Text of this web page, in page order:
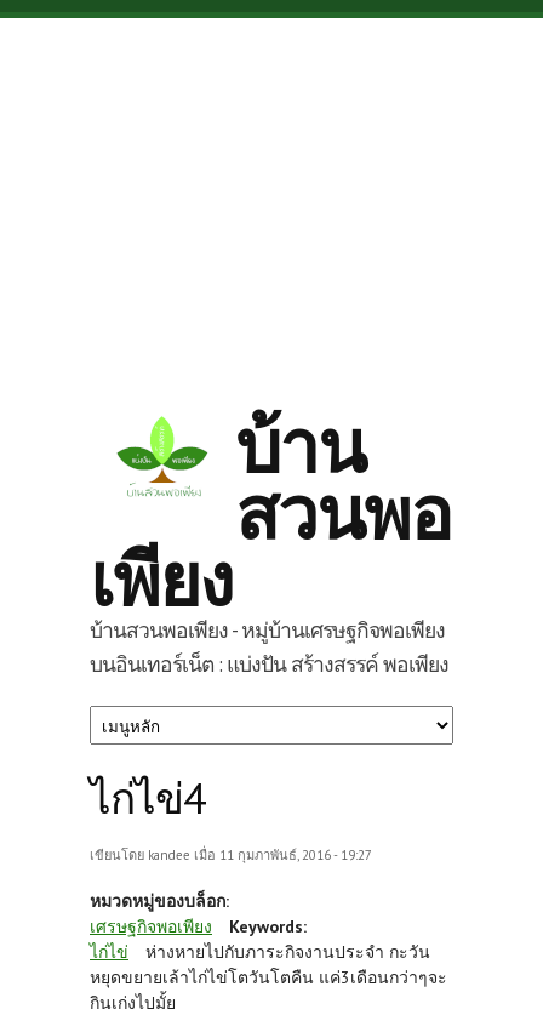
Skip to main content
บ้าน
สวนพอ
เพียง
บ้านสวนพอเพียง - หมู่บ้านเศรษฐกิจพอเพียง
บนอินเทอร์เน็ต : แบ่งปัน สร้างสรรค์ พอเพียง
ไก่ไข่4
เขียนโดย kandee เมื่อ 11 กุมภาพันธ์, 2016 - 19:27
หมวดหมู่ของบล็อก:
เศรษฐกิจพอเพียง
Keywords:
ไก่ไข่
ห่างหายไปกับภาระกิจงานประจำ กะวัน
หยุดขยายเล้าไก่ไข่โตวันโตคืน แค่3เดือนกว่าๆจะ
กินเก่งไปมั้ย